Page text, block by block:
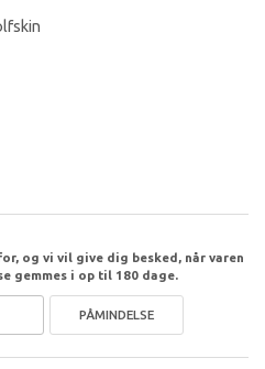
og vi vil give dig besked, når varen
gemmes i op til 180 dage.
PÅMINDELSE